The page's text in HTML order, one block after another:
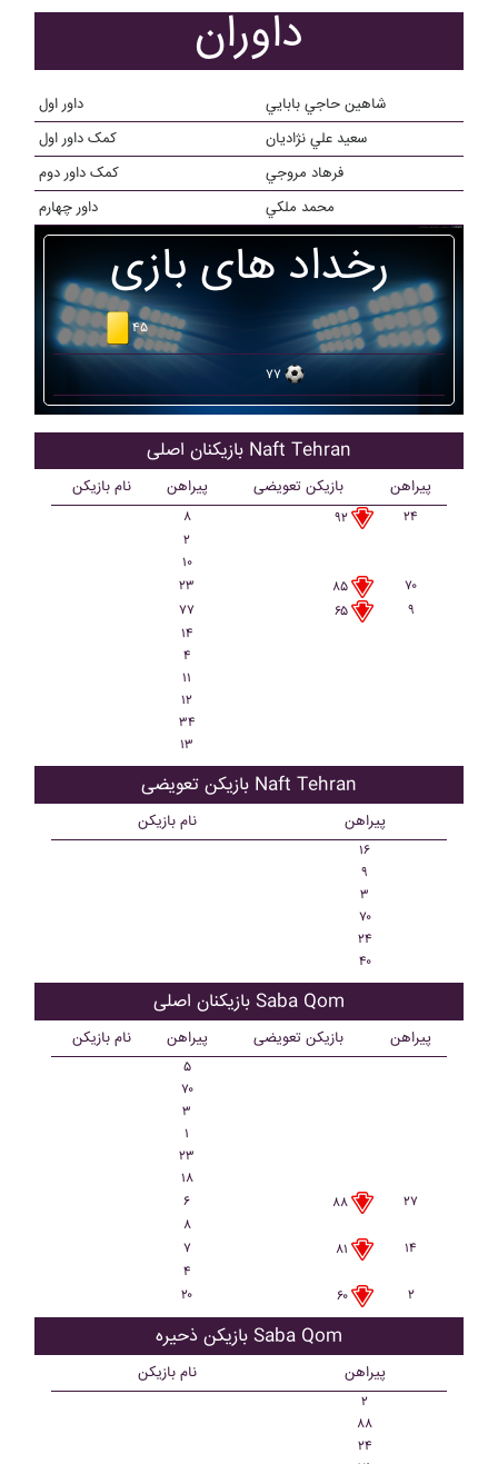
داوران
داور اول
شاهين حاجي بابايي
کمک داور اول
سعيد علي نژاديان
کمک داور دوم
فرهاد مروجي
داور چهارم
محمد ملکي
رخداد های بازی
۴۵
۷۷
بازیکنان اصلی Naft Tehran
نام بازیکن پیراهن بازیکن تعویضی پیراهن
۸ ۹۲
۲۴
۲
۱۰
۲۳
۸۵
۷۰
۷۷
۶۵
۹
۱۴
۴
۱۱
۱۲
۳۴
۱۳
بازیکن تعویضی Naft Tehran
نام بازیکن پیراهن
۱۶
۹
۳
۷۰
۲۴
۴۰
بازیکنان اصلی Saba Qom
نام بازیکن پیراهن بازیکن تعویضی پیراهن
۵
۷۰
۳
۱
۲۳
۱۸
۶
۸۸
۲۷
۸
۷
۸۱
۱۴
۴
۲۰
۶۰ ۲
بازیکن ذحیره Saba Qom
نام بازیکن پیراهن
۲
۸۸
۲۴